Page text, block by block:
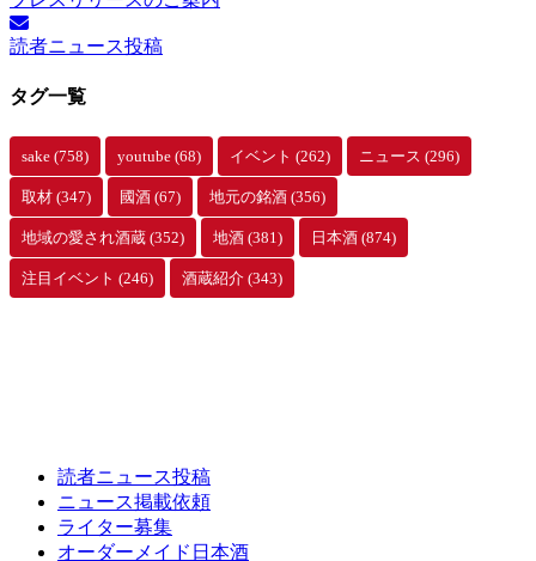
読者ニュース投稿
タグ一覧
sake (758) youtube (68) イベント (262) ニュース (296)
取材 (347) 國酒 (67) 地元の銘酒 (356)
地域の愛され酒蔵 (352) 地酒 (381) 日本酒 (874)
注目イベント (246) 酒蔵紹介 (343)
読者ニュース投稿
ニュース掲載依頼
ライター募集
オーダーメイド日本酒